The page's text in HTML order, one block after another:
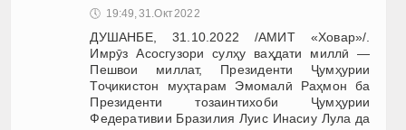
🕔 19:49, 31.Окт 2022
ДУШАНБЕ, 31.10.2022 /АМИТ «Ховар»/.
Имрӯз Асосгузори сулҳу ваҳдати миллӣ —
Пешвои миллат, Президенти Ҷумҳурии
Тоҷикистон муҳтарам Эмомалӣ Раҳмон ба
Президенти тозаинтихоби Ҷумҳурии
Федеративии Бразилия Луис Инасиу Лула да